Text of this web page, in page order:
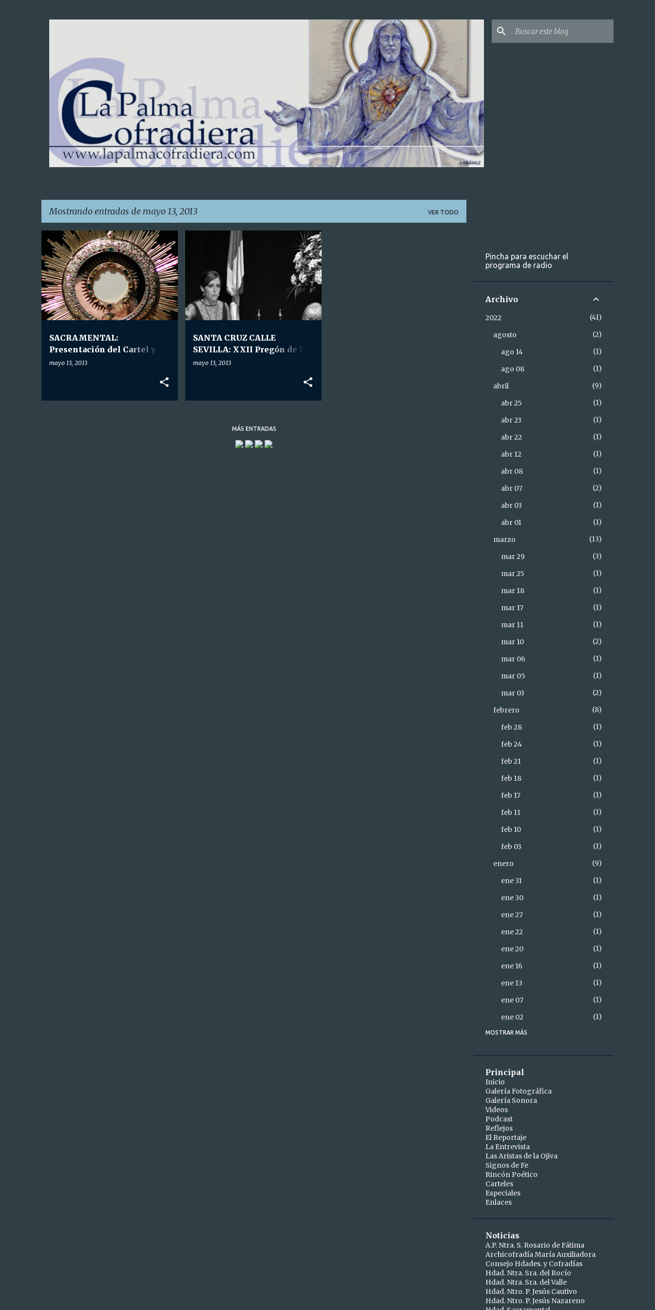
Mostrando entradas de mayo 13, 2013 VER TODO
n
t
r
a
d
SACRAMENTAL:
Presentación del Cartel y
Revista del Corpus Christi
mayo 13, 2013
HDAD. SACRAMENTAL
SANTA CRUZ CALLE
SEVILLA: XXII Pregón de los
Jóvenes Piomperos.
mayo 13, 2013
HDAD. STA. CRUZ CALLE SEVILLA
MÁS ENTRADAS
Pincha para escuchar el
programa de radio
Archivo
2022
41
agosto
2
ago 14
1
ago 08
1
abril
9
abr 25
1
abr 23
1
abr 22
1
abr 12
1
abr 08
1
abr 07
2
abr 03
1
abr 01
1
marzo
13
mar 29
3
mar 25
1
mar 18
1
mar 17
1
mar 11
1
mar 10
2
mar 06
1
mar 05
1
mar 03
2
febrero
8
feb 28
1
feb 24
1
feb 21
1
feb 18
1
feb 17
1
feb 11
1
feb 10
1
feb 03
1
enero
9
ene 31
1
ene 30
1
ene 27
1
ene 22
1
ene 20
1
ene 16
1
ene 13
1
ene 07
1
ene 02
1
2021
dic 28
dic 26
abril
abr 15
abr 10
marzo
mar 25
mar 24
mar 19
mar 16
1
mar 11
mar 09
mar 06
mar 04
febrero
MOSTRAR MÁS
Principal
Inicio
Galería Fotográfica
Galería Sonora
Videos
Podcast
Reflejos
El Reportaje
La Entrevista
Las Aristas de la Ojiva
Signos de Fe
Rincón Poético
Carteles
Especiales
Enlaces
Noticias
A.P. Ntra. S. Rosario de Fátima
Archicofradía María Auxiliadora
Consejo Hdades. y Cofradías
Hdad. Ntra. Sra. del Rocío
Hdad. Ntra. Sra. del Valle
Hdad. Ntro. P. Jesús Cautivo
Hdad. Ntro. P. Jesús Nazareno